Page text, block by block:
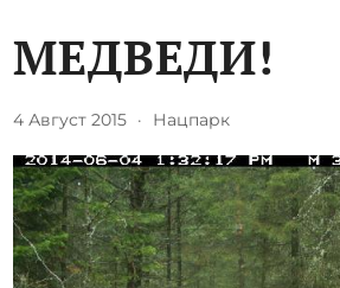
МЕДВЕДИ!
4 Август 2015 · Нацпарк